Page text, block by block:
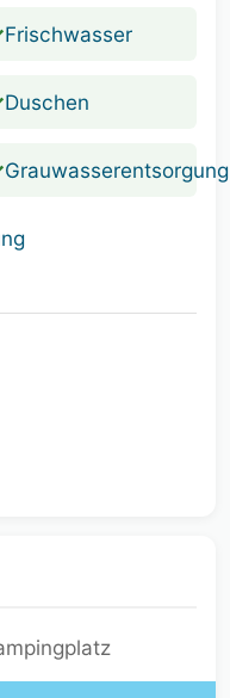
Frischwasser
Duschen
Grauwasserentsorgung